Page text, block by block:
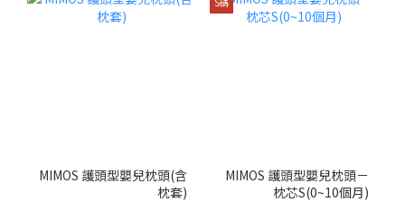
MIMOS 護頭型嬰兒枕頭(含
枕套)
MIMOS 護頭型嬰兒枕頭－
枕芯S(0~10個月)